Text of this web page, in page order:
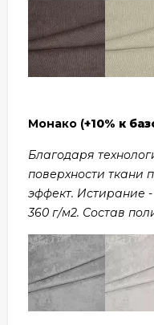
Монако (+10% к
Благодаря
поверхности ткани
эффект. Истирание
360 г/м2. Состав